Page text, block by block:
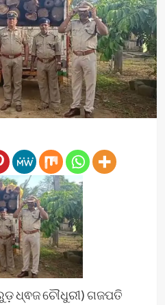
ଧ୍ଵଜ ଚୌଧୁରୀ) ଗଜପତି